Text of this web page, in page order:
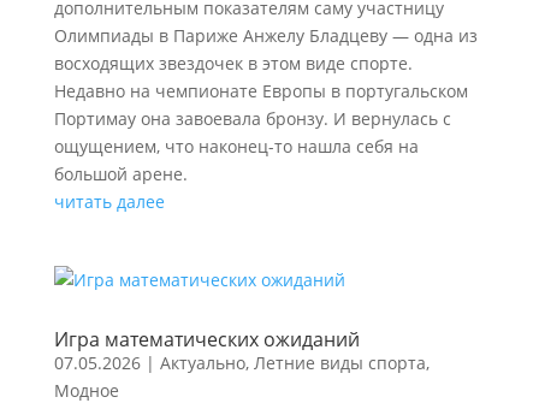
дополнительным показателям саму участницу
Олимпиады в Париже Анжелу Бладцеву — одна из
восходящих звездочек в этом виде спорте.
Недавно на чемпионате Европы в португальском
Портимау она завоевала бронзу. И вернулась с
ощущением, что наконец-то нашла себя на
большой арене.
читать далее
Игра математических ожиданий
07.05.2026| Актуально, Летние виды спорта,
Модное